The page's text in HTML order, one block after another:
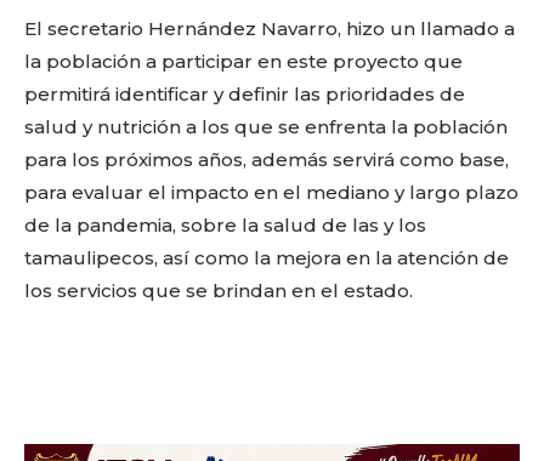
Link
Don't miss
out!
Sing up for our newsletter
SUBSCRIBE
El secretario Hernández Navarro, hizo un llamado a
la población a participar en este proyecto que
permitirá identificar y definir las prioridades de
salud y nutrición a los que se enfrenta la población
para los próximos años, además servirá como base,
para evaluar el impacto en el mediano y largo plazo
de la pandemia, sobre la salud de las y los
tamaulipecos, así como la mejora en la atención de
los servicios que se brindan en el estado.